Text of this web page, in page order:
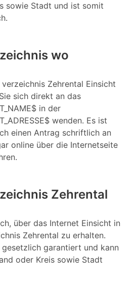
sowie Stadt und ist somit
wo
Zehrental Einsicht
sich direkt an das
in der
wenden. Es ist
einen Antrag schriftlich an
online über die Internetseite
Zehrental
über das Internet Einsicht in
Zehrental zu erhalten.
garantiert und kann
oder Kreis sowie Stadt